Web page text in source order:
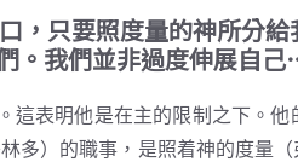
，只要照度量的神所分
。我們並非過度伸展自己
表明他是在主的限制之下。他
多）的職事，是照着神的度量